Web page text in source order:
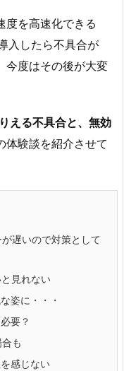
度を高速化できる
入したら不具合が
今度はその後が大変
える不具合と、無効
体験談を紹介させて
遅いので対策として
見れない
姿に・・・
要？
も
感じない